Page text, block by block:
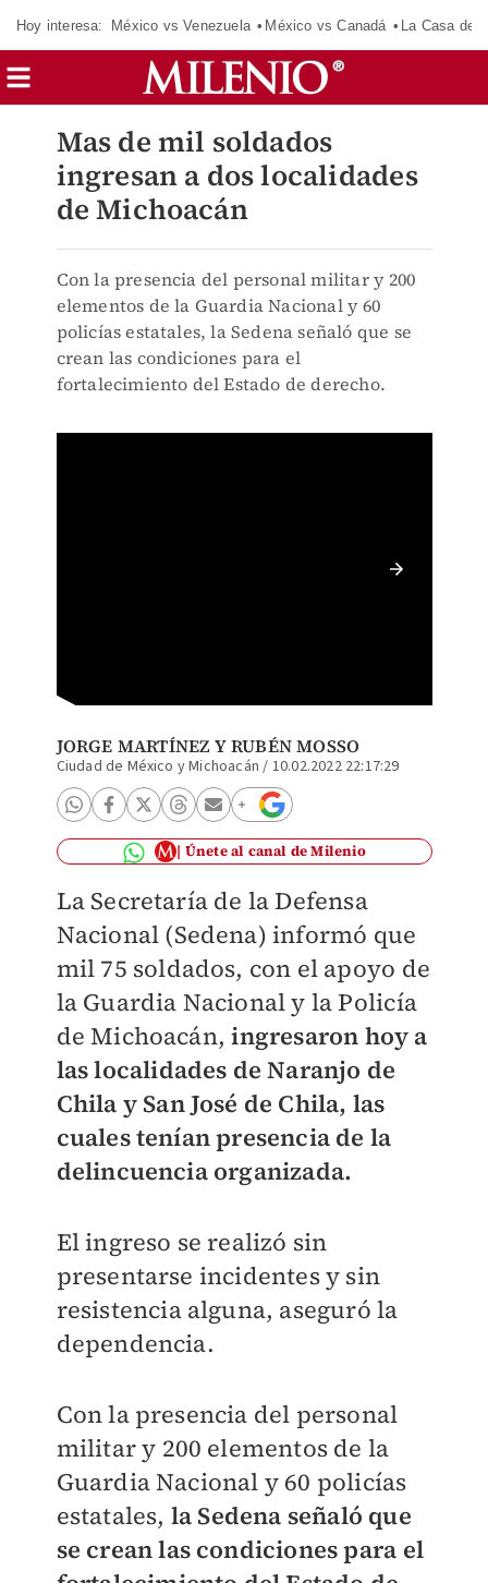
Hoy interesa: México vs Venezuela México vs Canadá La Casa de
Mas de mil soldados
ingresan a dos localidades
de Michoacán
Con la presencia del personal militar y 200
elementos de la Guardia Nacional y 60
policías estatales, la Sedena señaló que se
crean las condiciones para el
fortalecimiento del Estado de derecho.
JORGE MARTÍNEZ YRUBÉN MOSSO
Ciudad de México y Michoacán / 10.02.2022 22:17:29
Únete al canal de Milenio
La Secretaría de la Defensa
Nacional (Sedena) informó que
mil 75 soldados, con el apoyo de
la Guardia Nacional y la Policía
de Michoacán,ingresaron hoy a
las localidades de Naranjo de
Chila y San José de Chila, las
cuales tenían presencia de la
delincuencia organizada.
El ingreso se realizó sin
presentarse incidentes y sin
resistencia alguna, aseguró la
dependencia.
Con la presencia del personal
militar y 200 elementos de la
Guardia Nacional y 60 policías
estatales, la Sedena señaló que
se crean las condiciones para el